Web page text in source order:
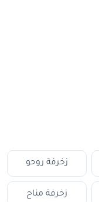
زخرفة روحو
زخرفة مناح